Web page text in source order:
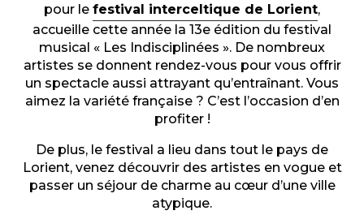
pour le festival interceltique de Lorient,
accueille cette année la 13e édition du festival
musical « Les Indisciplinées ». De nombreux
artistes se donnent rendez-vous pour vous offrir
un spectacle aussi attrayant qu’entraînant. Vous
aimez la variété française ? C’est l’occasion d’en
profiter !
De plus, le festival a lieu dans tout le pays de
Lorient, venez découvrir des artistes en vogue et
passer un séjour de charme au cœur d’une ville
atypique.